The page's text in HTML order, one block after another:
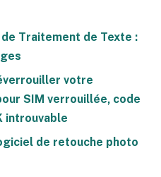
Traitement de Texte :
votre
SIM verrouillée, code
introuvable
de retouche photo